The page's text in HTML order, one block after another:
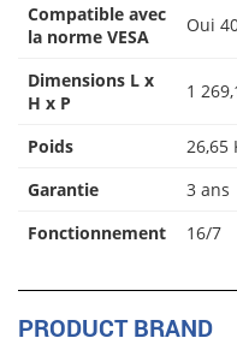
Compatible avec
la norme VESA
Oui
Dimensions L x
H x P
1
Poids
26,65
Garantie
3 ans
Fonctionnement
16/7
PRODUCT BRAND